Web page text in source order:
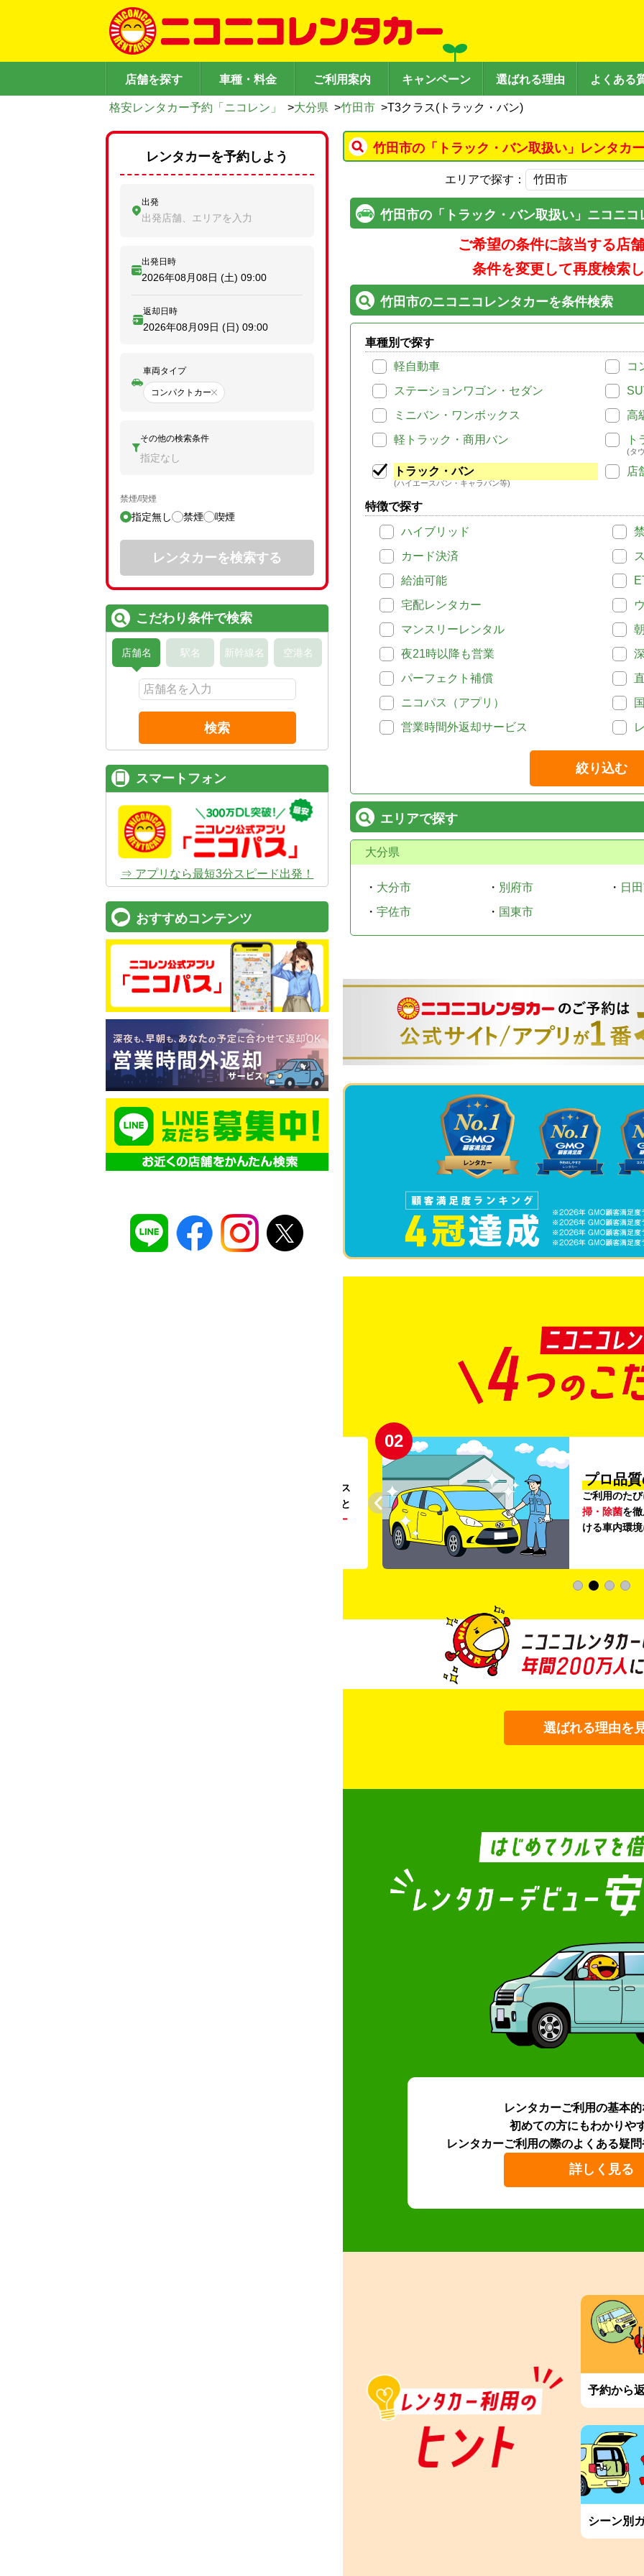
店舗を探す 車種・料金 ご利用案内 キャンペーン 選ばれる理由 よくある
格安レンタカー予約「ニコレン」 >大分県 >竹田市 >T3クラス(トラック・バン)
竹田市の「トラック・バン取扱い」レンタカ
エリアで探す：
竹田市の「トラック・バン取扱い」ニコニ
ご希望の条件に該当する店
条件を変更して再度検索
竹田市のニコニコレンタカーを条件検索
車種別で探す
軽自動車
コ
ステーションワゴン・セダン
ミニバン・ワンボックス
高
軽トラック・商用バン
ト
(タ
トラック・バン
(ハイエースバン・キャラバン等)
店
特徴で探す
ハイブリッド
カード決済
給油可能
宅配レンタカー
マンスリーレンタル
夜21時以降も営業
パーフェクト補償
ニコパス（アプリ）
営業時間外返却サービス
絞り込む
エリアで探す
大分県
・ 大分市 ・ 別府市 ・ 日
・ 宇佐市 ・ 国東市
。ガソリンス
タンドや整備工場の既存インフラを活用すること
リー
02
プロ品
ご利用のた
掃・除菌を
ける車内環
選ばれる理由を
レンタカーご利用の基本
初めての方にもわかりや
レンタカーご利用の際のよくある疑問
詳しく見る
予約から
シーン別
レンタカーを予約しよう
出発
出発店舗、エリアを入力
出発日時
2026年08月08日 (土) 09:00
返却日時
2026年08月09日 (日) 09:00
車両タイプ
コンパクトカー
その他の検索条件
指定なし
禁煙/喫煙
指定無し 禁煙 喫煙
レンタカーを検索する
こだわり条件で検索
店舗名 駅名 新幹線名 空港名
検索
スマートフォン
⇒ アプリなら最短3分スピード出発！
おすすめコンテンツ